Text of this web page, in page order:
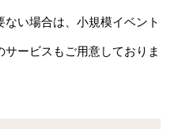
い場合は、小規模イベント
ービスもご用意しておりま